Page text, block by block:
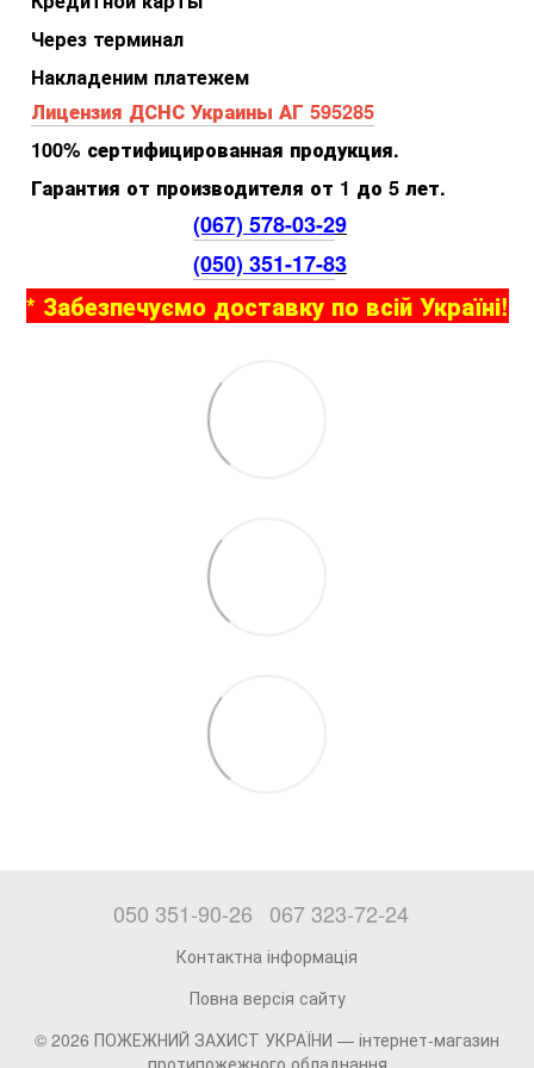
Через терминал
Накладеним платежем
Лицензия ДСНС Украины АГ 595285
100% сертифицированная продукция.
Гарантия от производителя от 1 до 5 лет.
(067) 578-03-29
(050) 351-17-83
* Забезпечуємо доставку по всій Україні!
050 351-90-26 067 323-72-24
Контактна інформація
Повна версія сайту
© 2026 ПОЖЕЖНИЙ ЗАХИСТ УКРАЇНИ — інтернет-магазин